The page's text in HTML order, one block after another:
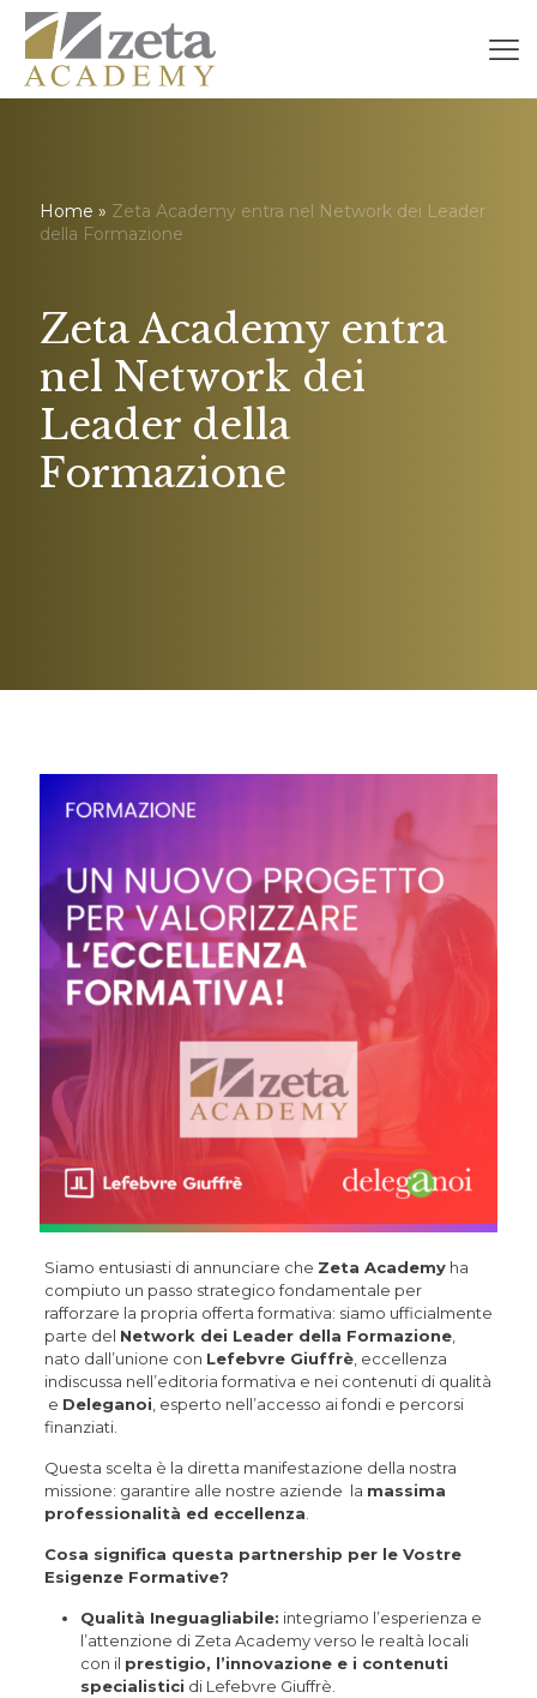
Home » Zeta Academy entra nel Network dei Leader
della Formazione
Zeta Academy entra
nel Network dei
Leader della
Formazione
Siamo entusiasti di annunciare che Zeta Academyha
compiuto un passo strategico fondamentale per
rafforzare la propria offerta formativa: siamo ufficialmente
parte del Network dei Leader della Formazione,
nato dall’unione con Lefebvre Giuffrè, eccellenza
indiscussa nell’editoria formativa e nei contenuti di qualità
e Deleganoi , esperto nell’accesso ai fondi e percorsi
finanziati.
Questa scelta è la diretta manifestazione della nostra
missione: garantire alle nostre aziende la massima
professionalità ed eccellenza
Cosa significa questa partnership per le Vostre
Esigenze Formative?
Qualità Ineguagliabile: integriamo l’esperienza e
l’attenzione di Zeta Academy verso le realtà locali
con il prestigio, l’innovazione e i contenuti
specialistici di Lefebvre Giuffrè.